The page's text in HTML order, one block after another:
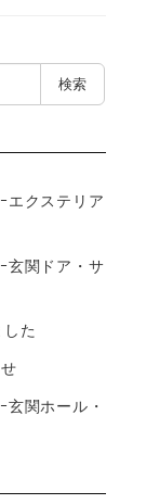
検索
クステリア
関ドア・サ
た
せ
関ホール・